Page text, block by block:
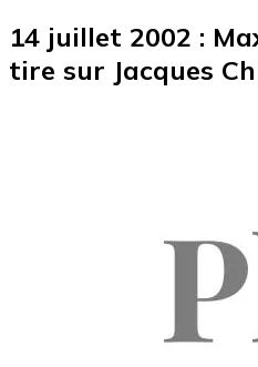
14 juillet 2002 :
tire sur Jacques